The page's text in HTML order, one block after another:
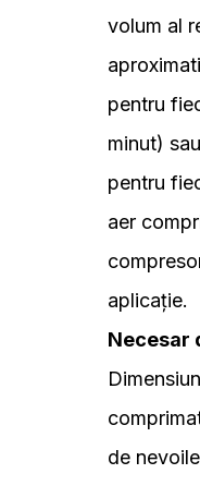
volum al
pentru
minut)
pentru
aer
aplicație.
Necesar
de